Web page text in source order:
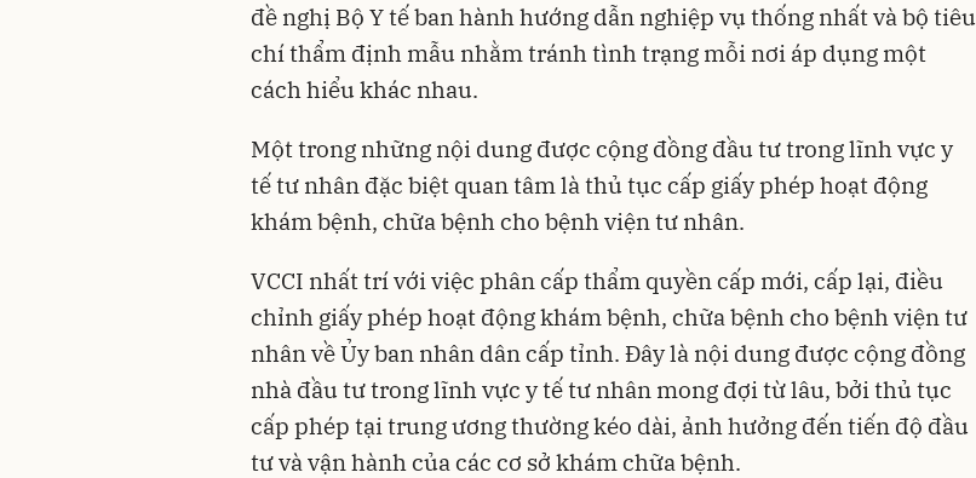
đề nghị Bộ Y tế ban hành hướng dẫn nghiệp vụ thống nhất và bộ tiêu
chí thẩm định mẫu nhằm tránh tình trạng mỗi nơi áp dụng một
cách hiểu khác nhau.
Một trong những nội dung được cộng đồng đầu tư trong lĩnh vực y
tế tư nhân đặc biệt quan tâm là thủ tục cấp giấy phép hoạt động
khám bệnh, chữa bệnh cho bệnh viện tư nhân.
VCCI nhất trí với việc phân cấp thẩm quyền cấp mới, cấp lại, điều
chỉnh giấy phép hoạt động khám bệnh, chữa bệnh cho bệnh viện tư
nhân về Ủy ban nhân dân cấp tỉnh. Đây là nội dung được cộng đồng
nhà đầu tư trong lĩnh vực y tế tư nhân mong đợi từ lâu, bởi thủ tục
cấp phép tại trung ương thường kéo dài, ảnh hưởng đến tiến độ đầu
tư và vận hành của các cơ sở khám chữa bệnh.